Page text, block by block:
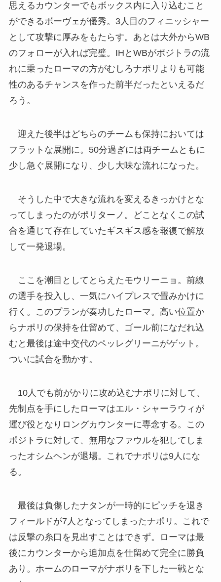
思えるカウンターでもボックス内に入り込むこと
ができるボーヴェが優秀。3人目のフィニッシャー
として攻撃に厚みをもたらす。あとは大外からWB
のフォローが入れば完璧。IHとWBがポジトラの流
れに乗ったローマの方がむしろナポリよりも可能
性のあるチャンスを作った前半だったといえるだ
ろう。
迎えた後半はどちらのチームも保持においては
フラットな展開に。50分過ぎには両チームともに
少し急ぐ展開になり、少し大味な流れになった。
そうした中で大きな流れを変えるきっかけとな
ってしまったのがポリターノ。どことなくこの試
合を通じて存在していたギスギス感を報復で解放
して一発退場。
ここを潮目としてとらえたモウリーニョ。前線
の選手を投入し、一気にハイプレスで畳みかけに
行く。このプランが奏功したローマ。高い位置か
らナポリの保持を仕留めて、ゴール前になだれ込
むと最後は途中交代のペッレグリーニがゲット。
ついに試合を動かす。
10人でも前がかりに攻め込むナポリに対して、
先制点を手にしたローマはエル・シャーラウィが
運び役となりロングカウンターに専念する。この
ポジトラに対して、無用なファウルを犯してしま
ったオシムヘンが退場。これでナポリは9人にな
る。
最後は負傷したナタンが一時的にピッチを退き
フィールドが7人となってしまったナポリ。これで
は反撃の糸口を見出すことはできず。ローマは最
後にカウンターから追加点を仕留めて完全に勝負
あり。ホームのローマがナポリを下した一戦とな